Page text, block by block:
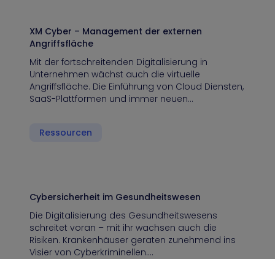
XM Cyber – Management der externen
Angriffsfläche
Mit der fortschreitenden Digitalisierung in
Unternehmen wächst auch die virtuelle
Angriffsfläche. Die Einführung von Cloud Diensten,
SaaS-Plattformen und immer neuen…
Ressourcen
Cybersicherheit im Gesundheitswesen
Die Digitalisierung des Gesundheitswesens
schreitet voran – mit ihr wachsen auch die
Risiken. Krankenhäuser geraten zunehmend ins
Visier von Cyberkriminellen.…